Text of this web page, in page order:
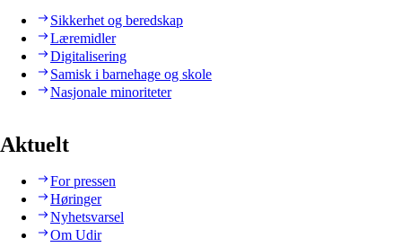
Sikkerhet og beredskap
Læremidler
Digitalisering
Samisk i barnehage og skole
Nasjonale minoriteter
Aktuelt
For pressen
Høringer
Nyhetsvarsel
Om Udir